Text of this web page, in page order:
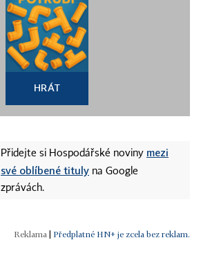
HRÁT
Přidejte si Hospodářské noviny mezi
své oblíbené tituly na Google
zprávách.
Předplatné HN+ je zcela bez reklam.